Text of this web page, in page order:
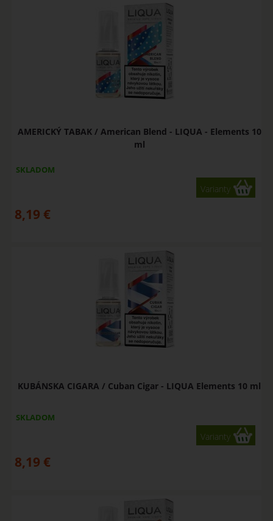
AMERICKÝ TABAK / American Blend - LIQUA - Elements 10
ml
SKLADOM
Varianty
8,19 €
KUBÁNSKA CIGARA / Cuban Cigar - LIQUA Elements 10 ml
SKLADOM
Varianty
8,19 €